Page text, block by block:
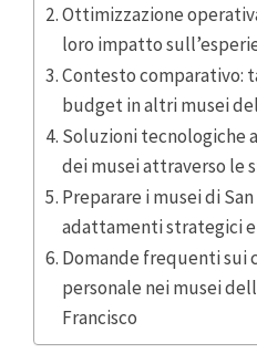
Ottimizzazione
loro impatto
Contesto comparativo:
budget in altri musei
Soluzioni tecnologiche
dei musei attraverso le
Preparare i musei di
adattamenti strategici
Domande frequenti sui
personale nei musei
Francisco